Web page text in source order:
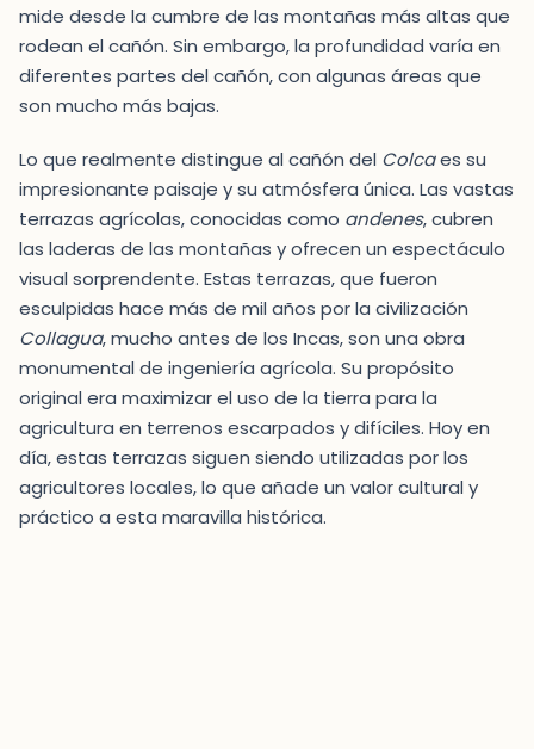
mide desde la cumbre de las montañas más altas que
rodean el cañón. Sin embargo, la profundidad varía en
diferentes partes del cañón, con algunas áreas que
son mucho más bajas.
Lo que realmente distingue al cañón del Colcaes su
impresionante paisaje y su atmósfera única. Las vastas
terrazas agrícolas, conocidas como andenes, cubren
las laderas de las montañas y ofrecen un espectáculo
visual sorprendente. Estas terrazas, que fueron
esculpidas hace más de mil años por la civilización
Collagua, mucho antes de los Incas, son una obra
monumental de ingeniería agrícola. Su propósito
original era maximizar el uso de la tierra para la
agricultura en terrenos escarpados y difíciles. Hoy en
día, estas terrazas siguen siendo utilizadas por los
agricultores locales, lo que añade un valor cultural y
práctico a esta maravilla histórica.